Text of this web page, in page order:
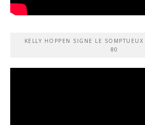
KELLY HOPPEN SIGNE LE
80